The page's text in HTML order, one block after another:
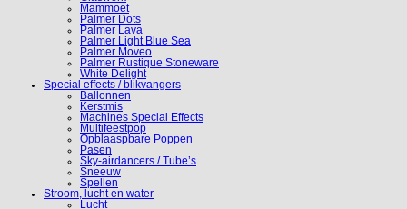
Mammoet
Palmer Dots
Palmer Lava
Palmer Light Blue Sea
Palmer Moveo
Palmer Rustique Stoneware
White Delight
Special effects / blikvangers
Ballonnen
Kerstmis
Machines Special Effects
Multifeestpop
Opblaaspbare Poppen
Pasen
Sky-airdancers / Tube’s
Sneeuw
Spellen
Stroom, lucht en water
Lucht